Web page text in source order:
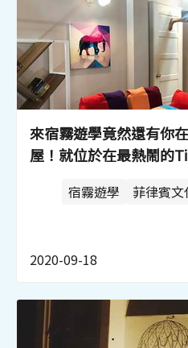
來宿霧遊學竟然還有你
屋！就位於在最熱鬧的
宿霧遊學 菲律賓
2020-09-18